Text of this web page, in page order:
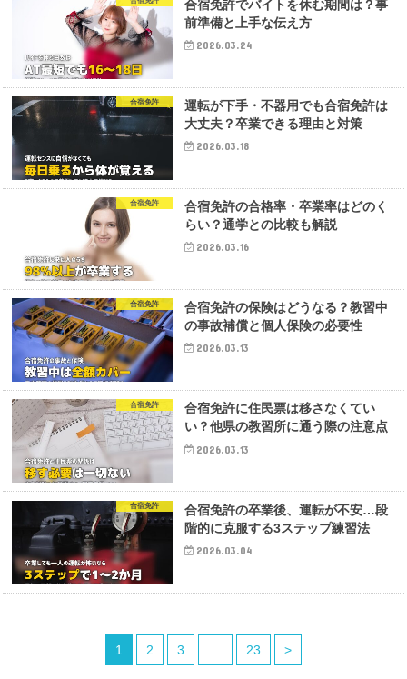
合宿免許でバイトを休む期間は？事
前準備と上手な伝え方
2026.03.24
合宿免許
運転が下手・不器用でも合宿免許は
大丈夫？卒業できる理由と対策
2026.03.18
合宿免許
合宿免許の合格率・卒業率はどのく
らい？通学との比較も解説
2026.03.16
合宿免許
合宿免許の保険はどうなる？教習中
の事故補償と個人保険の必要性
2026.03.13
合宿免許
合宿免許に住民票は移さなくてい
い？他県の教習所に通う際の注意点
2026.03.13
合宿免許
合宿免許の卒業後、運転が不安…段
階的に克服する3ステップ練習法
2026.03.04
1 2 3 23 >